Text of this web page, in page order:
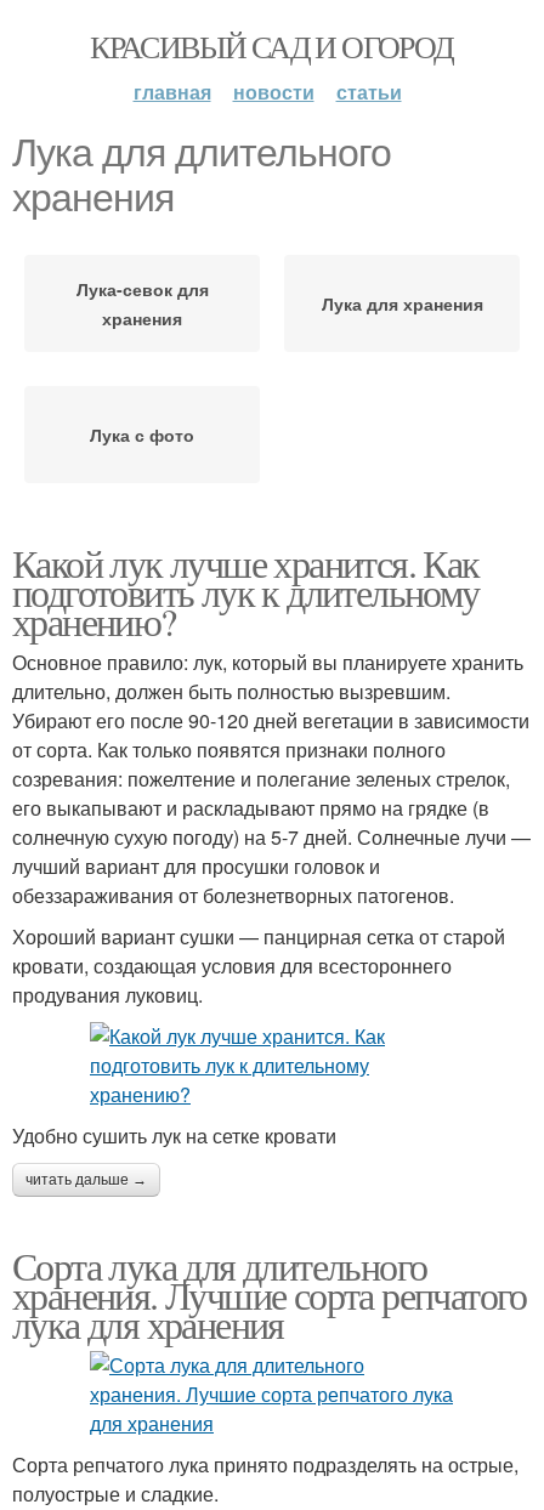
КРАСИВЫЙ САД И ОГОРОД
главная новости статьи
Лука для длительного
хранения
Лука-севок для
хранения
Лука для хранения
Лука с фото
Какой лук лучше хранится. Как
подготовить лук к длительному
хранению?
Основное правило: лук, который вы планируете хранить
длительно, должен быть полностью вызревшим.
Убирают его после 90-120 дней вегетации в зависимости
от сорта. Как только появятся признаки полного
созревания: пожелтение и полегание зеленых стрелок,
его выкапывают и раскладывают прямо на грядке (в
солнечную сухую погоду) на 5-7 дней. Солнечные лучи —
лучший вариант для просушки головок и
обеззараживания от болезнетворных патогенов.
Хороший вариант сушки — панцирная сетка от старой
кровати, создающая условия для всестороннего
продувания луковиц.
Удобно сушить лук на сетке кровати
читать дальше →
Сорта лука для длительного
хранения. Лучшие сорта репчатого
лука для хранения
Сорта репчатого лука принято подразделять на острые,
полуострые и сладкие.